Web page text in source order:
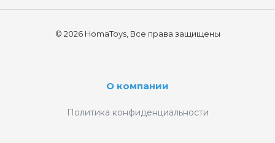
© 2026 HomaToys, Все права защищены
О компании
Политика конфиденциальности